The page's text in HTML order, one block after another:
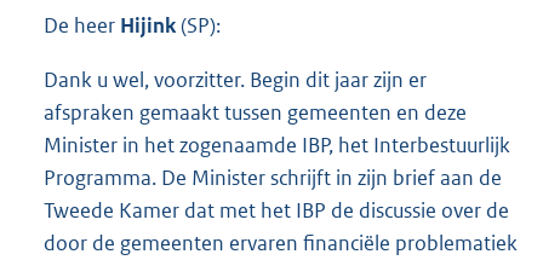
De heer Hijink(SP):
Dank u wel, voorzitter. Begin dit jaar zijn er
afspraken gemaakt tussen gemeenten en deze
Minister in het zogenaamde IBP, het Interbestuurlijk
Programma. De Minister schrijft in zijn brief aan de
Tweede Kamer dat met het IBP de discussie over de
door de gemeenten ervaren financiële problematiek